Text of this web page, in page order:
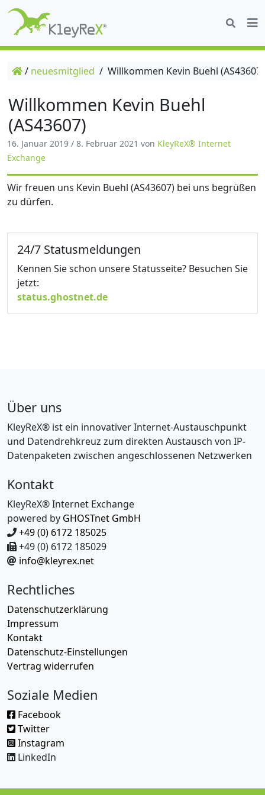
/ neuesmitglied / Willkommen Kevin Buehl (AS43607)
Willkommen Kevin Buehl
(AS43607)
16. Januar 2019 / 8. Februar 2021 von KleyReX® Internet
Exchange
Wir freuen uns Kevin Buehl (AS43607) bei uns begrüßen
zu dürfen.
24/7 Statusmeldungen
Kennen Sie schon unsere Statusseite? Besuchen Sie
jetzt:
status.ghostnet.de
Über uns
KleyReX® ist ein innovativer Internet-Austauschpunkt
und Datendrehkreuz zum direkten Austausch von IP-
Datenpaketen zwischen angeschlossenen Netzwerken
Kontakt
KleyReX® Internet Exchange
powered by GHOSTnet GmbH
+49 (0) 6172 185025
+49 (0) 6172 185029
info@kleyrex.net
Rechtliches
Datenschutzerklärung
Impressum
Kontakt
Datenschutz-Einstellungen
Vertrag widerrufen
Soziale Medien
Facebook
Twitter
Instagram
LinkedIn